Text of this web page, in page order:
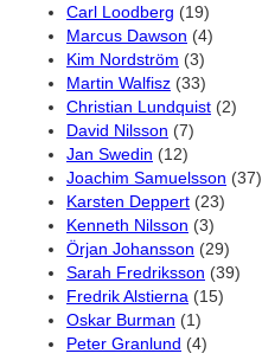
Carl Loodberg (19)
Marcus Dawson (4)
Kim Nordström (3)
Martin Walfisz (33)
Christian Lundquist (2)
David Nilsson (7)
Jan Swedin (12)
Joachim Samuelsson (37)
Karsten Deppert (23)
Kenneth Nilsson (3)
Örjan Johansson (29)
Sarah Fredriksson (39)
Fredrik Alstierna (15)
Oskar Burman (1)
Peter Granlund (4)